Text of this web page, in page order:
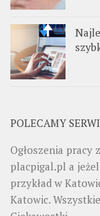
POLECAMY
Ogłoszenia pracy
placpigal.pl a
przykład w
Katowic.